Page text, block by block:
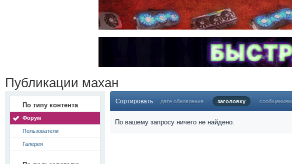
Публикации махан
По типу контента
Форум
Пользователи
Галерея
Сортировать дате обновления заголовку сообщениям
По вашему запросу ничего не найдено.